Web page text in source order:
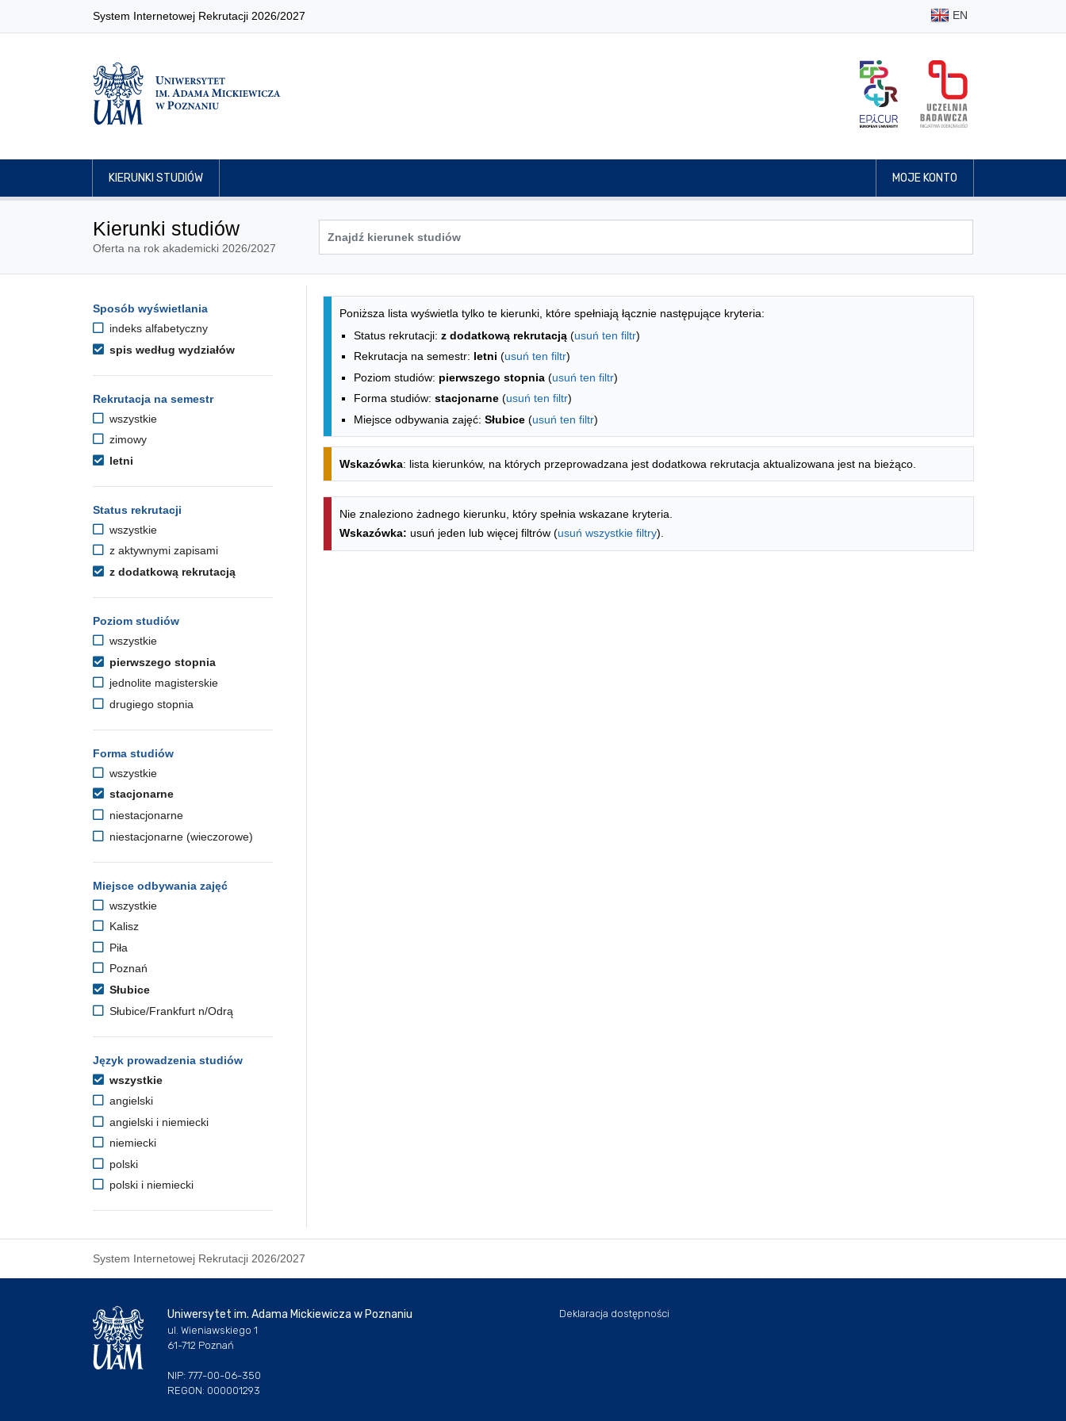
System Internetowej Rekrutacji 2026/2027 EN
KIERUNKI STUDIÓW MOJE KONTO
Kierunki studiów
Oferta na rok akademicki 2026/2027
Opcje filtrowania kierunków studiów
Przejdź do listy kierunków
Sposób wyświetlania
indeks alfabetyczny
spis według wydziałów
Rekrutacja na semestr
wszystkie
zimowy
letni
Status rekrutacji
wszystkie
z aktywnymi zapisami
z dodatkową rekrutacją
Poziom studiów
wszystkie
pierwszego stopnia
jednolite magisterskie
drugiego stopnia
Forma studiów
wszystkie
stacjonarne
niestacjonarne
niestacjonarne (wieczorowe)
Miejsce odbywania zajęć
wszystkie
Kalisz
Piła
Poznań
Słubice
Słubice/Frankfurt n/Odrą
Język prowadzenia studiów
wszystkie
angielski
angielski i niemiecki
niemiecki
polski
polski i niemiecki
Lista kierunków - spis według wydziałów
Poniższa lista wyświetla tylko te kierunki, które spełniają łącznie następujące kryteria:
Status rekrutacji: z dodatkową rekrutacją (usuń ten filtr)
Rekrutacja na semestr: letni (usuń ten filtr)
Poziom studiów: pierwszego stopnia (usuń ten filtr)
Forma studiów: stacjonarne (usuń ten filtr)
Miejsce odbywania zajęć: Słubice (usuń ten filtr)
Wskazówka: lista kierunków, na których przeprowadzana jest dodatkowa rekrutacja aktualizowana jest na bieżąco.
Nie znaleziono żadnego kierunku, który spełnia wskazane kryteria.
Wskazówka: usuń jeden lub więcej filtrów (usuń wszystkie filtry).
System Internetowej Rekrutacji 2026/2027
Uniwersytet im. Adama Mickiewicza w Poznaniu
ul. Wieniawskiego 1
61-712 Poznań
NIP: 777-00-06-350
REGON: 000001293
Deklaracja dostępności